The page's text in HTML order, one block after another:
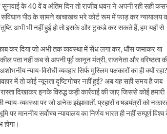
सुनवाई के 40 वें व अंतिम दिन तो राजीव धवन ने अपनी रही सही
संविधान पीठ के सामने खचाखच भरे कोर्ट रूम में फाड़ कर न्यायालय
अभी भी नहीं हुई हो तो इसके और टुकडे कर सकते हैं, हम यहाँ से
कर दिया जो अभी तक व्यवस्था में सेंध लगा कर, धौंस जमाकर या
नहीं कब से अपनी पूर्व कानून मंत्री, राजनेता और वरिष्ठता
न्याय-विरोधी व्यवहार सिर्फ मुस्लिम पक्षकारों का ही क्यों रहा?
में तो कोई न्यूनता दृष्टिगोचर नहीं हुई? अब यह सही समय है जब
दिखाकर इनके विरुद्ध कड़ी कार्रवाई की जाए जिससे कोई हमारी
व्यवस्था पर जो अनेक झंझावातों, प्रहारों व षडयंत्रों को
माननीय सर्वोच्च न्यायालय का निर्णय भारत ही नहीं सम्पूर्ण
होगा।